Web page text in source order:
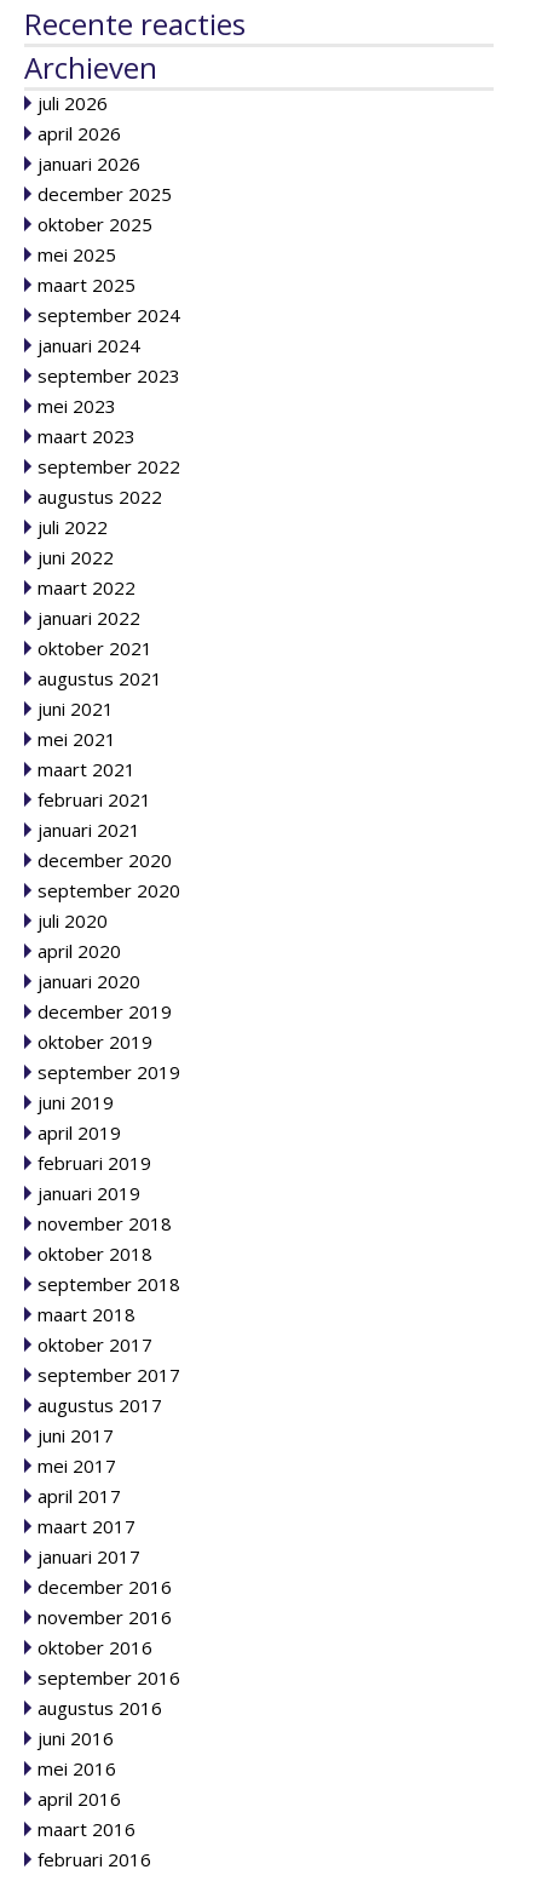
Recente reacties
Archieven
juli 2026
april 2026
januari 2026
december 2025
oktober 2025
mei 2025
maart 2025
september 2024
januari 2024
september 2023
mei 2023
maart 2023
september 2022
augustus 2022
juli 2022
juni 2022
maart 2022
januari 2022
oktober 2021
augustus 2021
juni 2021
mei 2021
maart 2021
februari 2021
januari 2021
december 2020
september 2020
juli 2020
april 2020
januari 2020
december 2019
oktober 2019
september 2019
juni 2019
april 2019
februari 2019
januari 2019
november 2018
oktober 2018
september 2018
maart 2018
oktober 2017
september 2017
augustus 2017
juni 2017
mei 2017
april 2017
maart 2017
januari 2017
december 2016
november 2016
oktober 2016
september 2016
augustus 2016
juni 2016
mei 2016
april 2016
maart 2016
februari 2016